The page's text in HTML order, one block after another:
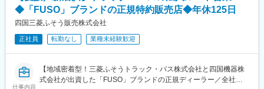
な知識は必要ありません。納品後もアフターフォローを行って頂
きますが、故障やメンテナンスなど技術的な部分は専任の整備担
当が別途対応する形となります。
■一日の流れ：
メール整理や資料準備（8時45分～10時）→納入先へのフォロー
訪問2～3件程度（10時～12時）→昼食（12時～13時）→紹介い
ただいたお客様への提案（13時～16時）→翌日の訪問準備（16時
～17時）→就業（18時以降）
◆「FUSO」ブランドの正規特約販売店◆年休125日
四国三菱ふそう販売株式会社
正社員 転勤なし 業種未経験歓迎
仕事内容
【地域密着型！三菱ふそうトラック・バス株式会社と四国機器株
式会社が出資した「FUSO」ブランドの正規ディーラー／全社平